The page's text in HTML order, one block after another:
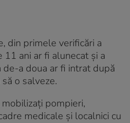
din primele verificări a
11 ani ar fi alunecat și a
de-a doua ar fi intrat după
o salveze.
pompieri,
medicale şi localnici cu